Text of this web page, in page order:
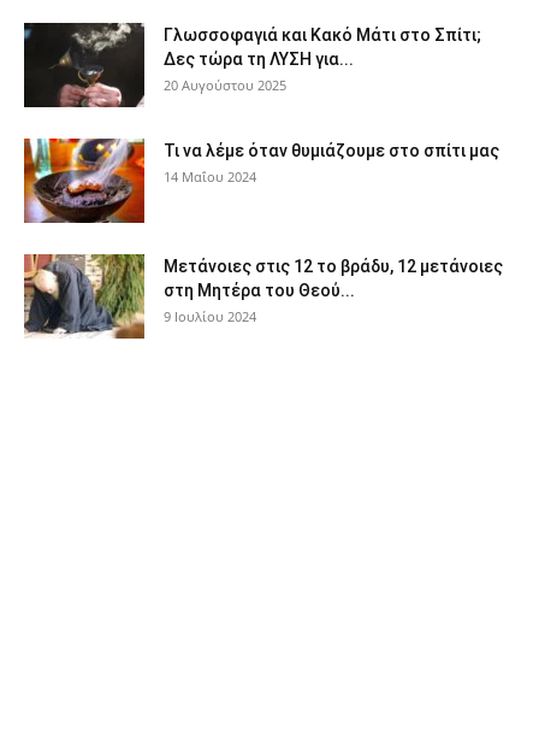
Γλωσσοφαγιά και Κακό Μάτι στο Σπίτι;
Δες τώρα τη ΛΥΣΗ για...
20 Αυγούστου 2025
Τι να λέμε όταν θυμιάζουμε στο σπίτι μας
14 Μαΐου 2024
Μετάνοιες στις 12 το βράδυ, 12 μετάνοιες
στη Μητέρα του Θεού...
9 Ιουλίου 2024